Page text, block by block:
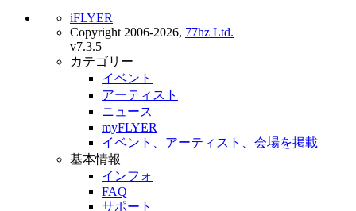
iFLYER
Copyright 2006-2026, 77hz Ltd.
v7.3.5
カテゴリー
イベント
アーティスト
ニュース
myFLYER
イベント、アーティスト、会場を掲載
基本情報
インフォ
FAQ
サポート